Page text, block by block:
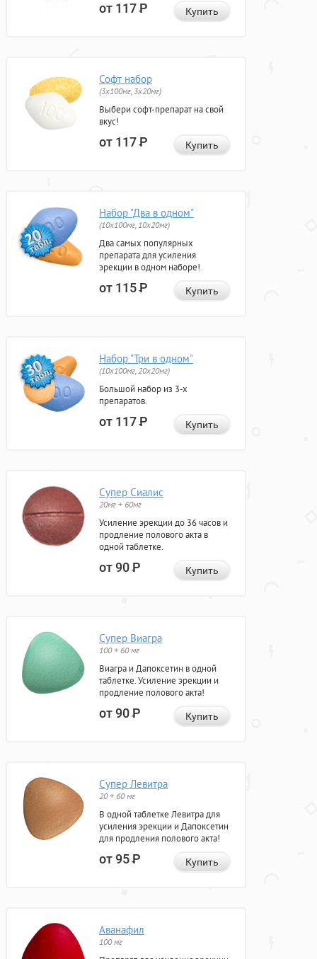
от 117Р Купить
Софт набор
(3x100мг, 3x20мг)
Выбери софт-препарат на свой
вкус!
от 117Р Купить
Набор "Два в одном"
(10x100мг, 10x20мг)
Два самых популярных
препарата для усиления
эрекции в одном наборе!
от 115Р Купить
Набор "Три в одном"
(10x100мг, 20x20мг)
Большой набор из 3-х
препаратов.
от 117Р Купить
Супер Сиалис
20мг + 60мг
Усиление эрекции до 36 часов и
продление полового акта в
одной таблетке.
от 90Р Купить
Супер Виагра
100 + 60 мг
Виагра и Дапоксетин в одной
таблетке. Усиление эрекции и
продление полового акта!
от 90Р Купить
Супер Левитра
20 + 60 мг
В одной таблетке Левитра для
усиления эрекции и Дапоксетин
для продления полового акта!
от 95Р Купить
Аванафил
100 мг